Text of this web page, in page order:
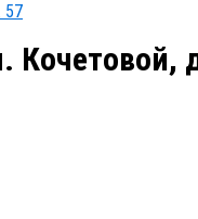
57
Кочетовой,